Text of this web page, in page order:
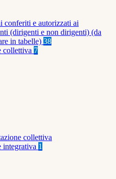
conferiti e autorizzati ai
(dirigenti e non dirigenti) (da
in tabelle) 38
collettiva 7
collettiva
integrativa 1